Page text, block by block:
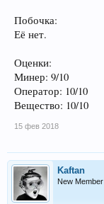
Побочка:
Её нет.
Оценки:
Минер: 9/10
Оператор: 10/10
Вещество: 10/10
15 фев 2018
Kaftan
New Member